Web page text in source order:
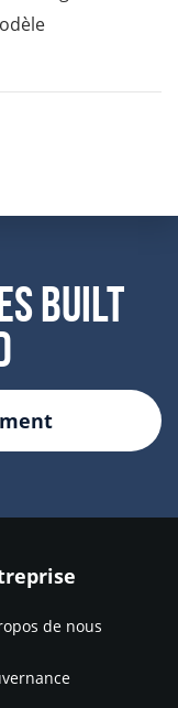
Built
de nous